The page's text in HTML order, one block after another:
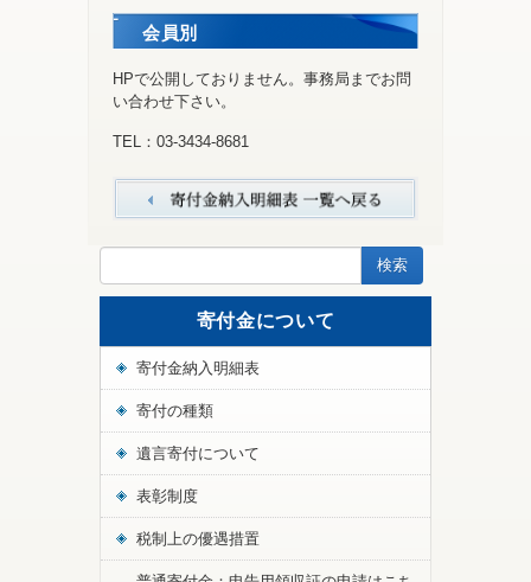
会員別
HPで公開しておりません。事務局までお問
い合わせ下さい。
TEL：03-3434-8681
寄付金について
寄付金納入明細表
寄付の種類
遺言寄付について
表彰制度
税制上の優遇措置